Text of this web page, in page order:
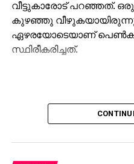
വീട്ടുകാരോട് പറഞ്ഞത്.
കുഴഞ്ഞു
ഏഴരയോടെയാണ്
സ്ഥിരീകരിച്ചത്.